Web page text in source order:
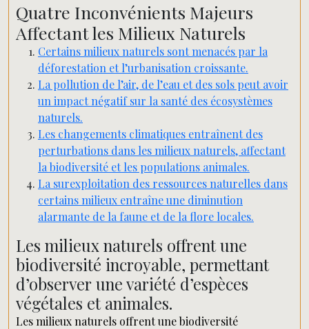
Quatre Inconvénients Majeurs
Affectant les Milieux Naturels
Certains milieux naturels sont menacés par la
déforestation et l’urbanisation croissante.
La pollution de l’air, de l’eau et des sols peut avoir
un impact négatif sur la santé des écosystèmes
naturels.
Les changements climatiques entraînent des
perturbations dans les milieux naturels, affectant
la biodiversité et les populations animales.
La surexploitation des ressources naturelles dans
certains milieux entraîne une diminution
alarmante de la faune et de la flore locales.
Les milieux naturels offrent une
biodiversité incroyable, permettant
d’observer une variété d’espèces
végétales et animales.
Les milieux naturels offrent une biodiversité